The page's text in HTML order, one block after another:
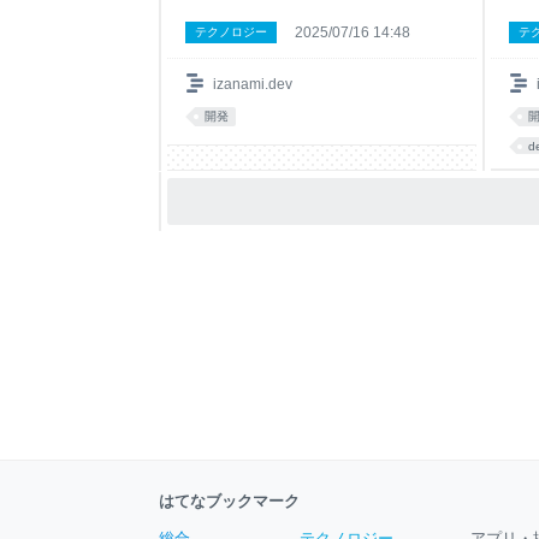
izanami.dev
テクノロジー 2025/07/16 14:48
開発
テ
はてなブックマーク